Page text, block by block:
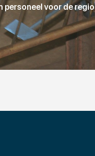
personeel voor de regio